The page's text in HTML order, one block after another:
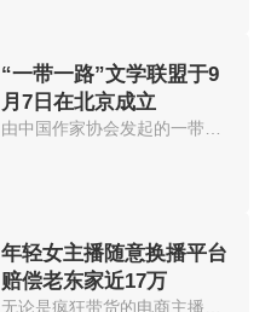
“一带一路”文学联盟于9
月7日在北京成立
年轻女主播随意换播平台
赔偿老东家近17万